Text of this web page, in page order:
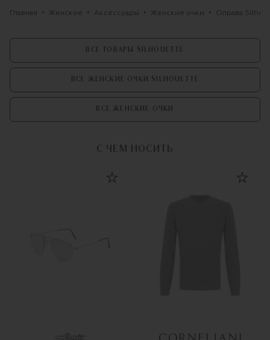
Главная Женское Аксессуары Женские очки Оправа
ВСЕ ТОВАРЫ SILHOUETTE
ВСЕ ЖЕНСКИЕ ОЧКИ SILHOUETTE
ВСЕ ЖЕНСКИЕ ОЧКИ
С ЧЕМ НОСИТЬ